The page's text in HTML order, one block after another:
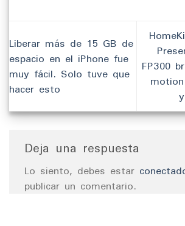
Liberar más de 15 GB de
espacio en el iPhone fue
muy fácil. Solo tuve que
hacer esto
FP300
Deja una respuesta
Lo siento, debes estar
publicar un comentario.